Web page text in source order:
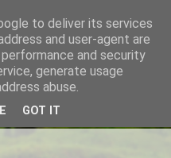
to deliver its services
and user-agent are
and security
generate usage
abuse.
GOT IT